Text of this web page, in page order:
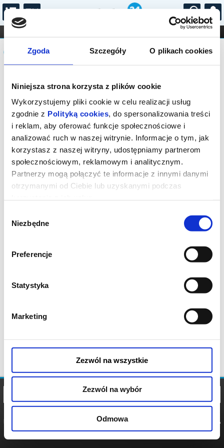
Zgoda Szczegóły O plikach cookies
Niniejsza strona korzysta z plików cookie
Wykorzystujemy pliki cookie w celu realizacji usług
zgodnie z Polityką cookies, do spersonalizowania treści
i reklam, aby oferować funkcje społecznościowe i
analizować ruch w naszej witrynie. Informacje o tym, jak
korzystasz z naszej witryny, udostępniamy partnerom
społecznościowym, reklamowym i analitycznym.
Partnerzy mogą połączyć te informacje z innymi danymi
otrzymanymi od Ciebie lub uzyskanymi podczas
zgody
Niezbędne
Preferencje
Statystyka
Marketing
Zezwól na wszystkie
Zezwól na wybór
Odmowa
...
FILHARMONIA OPERA I BALET
STAND-UP
DLA DZIECI
Komunikat
Seans wyprzedany.
POLITYKA
POLITYKA